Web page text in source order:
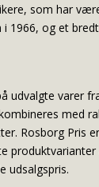
som har
1966, og et
udvalgte varer
med
Rosborg Pris
produktvarianter
udsalgspris.